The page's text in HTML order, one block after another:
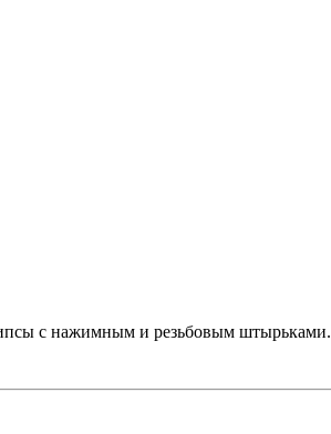
с нажимным и резьбовым штырьками.